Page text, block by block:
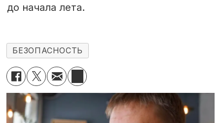
до начала лета.
БЕЗОПАСНОСТЬ